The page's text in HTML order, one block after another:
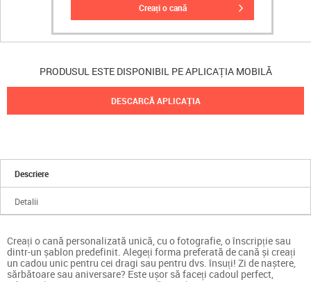
creați o cană
PRODUSUL ESTE DISPONIBIL PE APLICAȚIA MOBILĂ
DESCARCĂ APLICAȚIA
Descriere
Detalii
Creați o cană personalizată unică, cu o fotografie, o înscripție sau
dintr-un șablon predefinit. Alegeți forma preferată de cană și creați
un cadou unic pentru cei dragi sau pentru dvs. însuți! Zi de naștere,
sărbătoare sau aniversare? Este ușor să faceți cadoul perfect,